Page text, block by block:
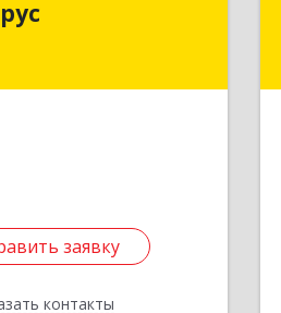
заявку
контакты
край, Барнаул г,
заявку
Назад